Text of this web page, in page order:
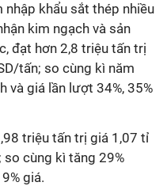
khẩu sắt thép nhiều
kim ngạch và sản
đạt hơn 2,8 triệu tấn trị
tấn; so cùng kì năm
và giá lần lượt 34%, 35%
triệu tấn trị giá 1,07 tỉ
so cùng kì tăng 29%
giá.